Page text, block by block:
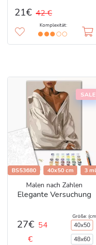
21€ 42 €
Komplexität:
SALE
BS53680 40x50 cm 3 ml
Malen nach Zahlen
Elegante Versuchung
27€ 54
€
Größe:
40x50
48x60